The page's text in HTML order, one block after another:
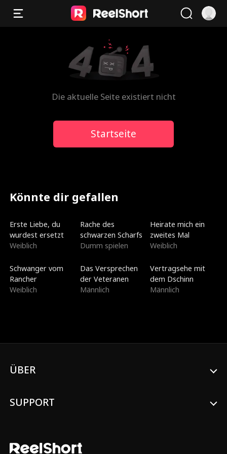
Die aktuelle Seite existiert nicht
Startseite
Könnte dir gefallen
Erste Liebe, du
wurdest ersetzt
Weiblich
Rache des
schwarzen Scharfs
Dumm spielen
Heirate mich ein
zweites Mal
Weiblich
Schwanger vom
Rancher
Weiblich
Das Versprechen
der Veteranen
Männlich
Vertragsehe mit
dem Dschinn
Männlich
ÜBER
SUPPORT